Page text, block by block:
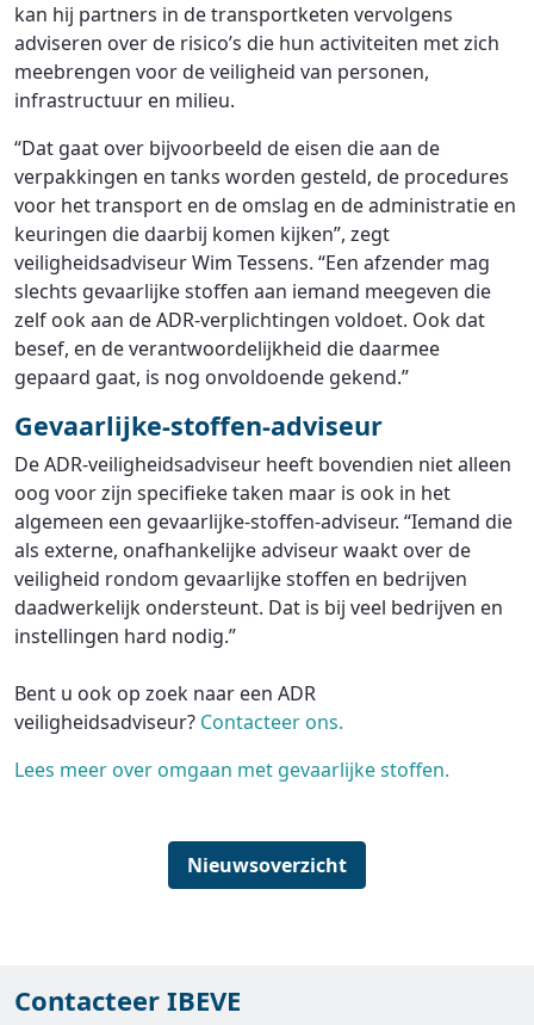
kan hij partners in de transportketen vervolgens
adviseren over de risico’s die hun activiteiten met zich
meebrengen voor de veiligheid van personen,
infrastructuur en milieu.
“Dat gaat over bijvoorbeeld de eisen die aan de
verpakkingen en tanks worden gesteld, de procedures
voor het transport en de omslag en de administratie en
keuringen die daarbij komen kijken”, zegt
veiligheidsadviseur Wim Tessens. “Een afzender mag
slechts gevaarlijke stoffen aan iemand meegeven die
zelf ook aan de ADR-verplichtingen voldoet. Ook dat
besef, en de verantwoordelijkheid die daarmee
gepaard gaat, is nog onvoldoende gekend.”
Gevaarlijke-stoffen-adviseur
De ADR-veiligheidsadviseur heeft bovendien niet alleen
oog voor zijn specifieke taken maar is ook in het
algemeen een gevaarlijke-stoffen-adviseur. “Iemand die
als externe, onafhankelijke adviseur waakt over de
veiligheid rondom gevaarlijke stoffen en bedrijven
daadwerkelijk ondersteunt. Dat is bij veel bedrijven en
instellingen hard nodig.”
Bent u ook op zoek naar een ADR
veiligheidsadviseur? Contacteer ons.
Lees meer over omgaan met gevaarlijke stoffen.
Nieuwsoverzicht
Contacteer IBEVE